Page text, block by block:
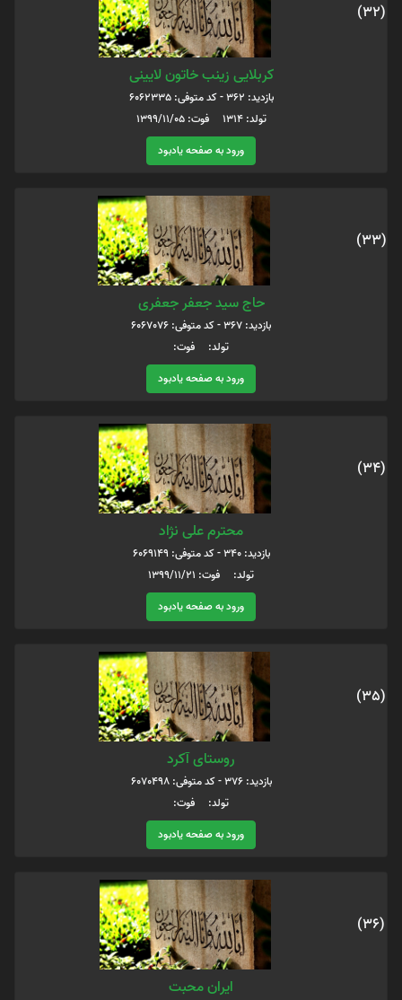
(32)
کربلایی زینب خاتون لایینی
بازدید: 362 - کد متوفی: 6062335
تولد: ۱۳۱۴ فوت: ۱۳۹۹/۱۱/۰۵
ورود به صفحه یادبود
(33)
حاج سید جعفر جعفری
بازدید: 367 - کد متوفی: 6067076
تولد: فوت:
ورود به صفحه یادبود
(34)
محترم علی نژاد
بازدید: 340 - کد متوفی: 6069149
تولد: فوت: 1399/11/21
ورود به صفحه یادبود
(35)
روستای آکرد
بازدید: 376 - کد متوفی: 6070498
تولد: فوت:
ورود به صفحه یادبود
(36)
ایران محبت